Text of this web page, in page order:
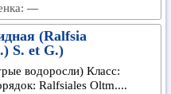
—
(Ralfsia
S. et G.)
водоросли) Класс:
Ralfsiales Oltm....